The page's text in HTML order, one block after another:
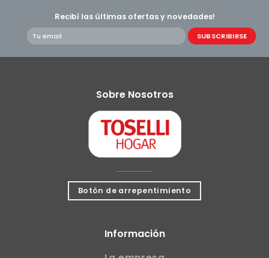
Recibí las últimas ofertas y novedades!
Sobre Nosotros
Botón de arrepentimiento
Información